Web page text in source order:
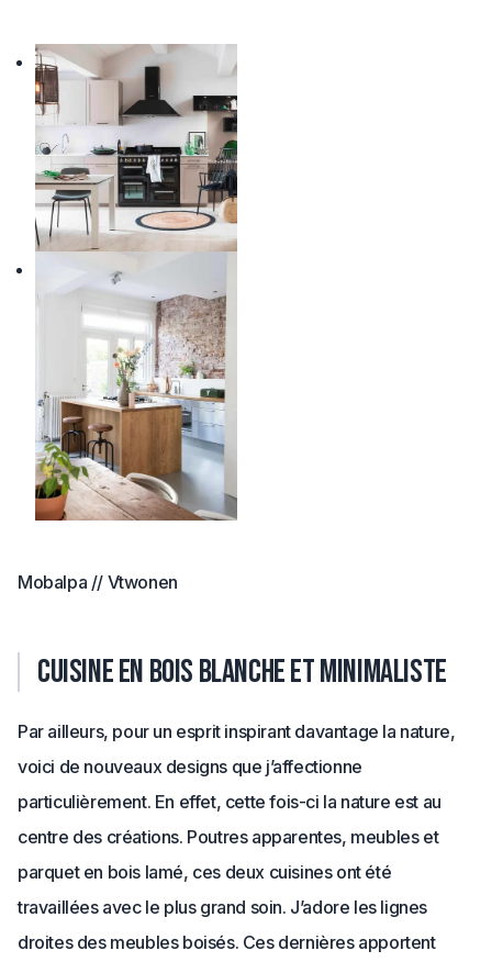
Mobalpa // Vtwonen
Cuisine en bois blanche et minimaliste
Par ailleurs, pour un esprit inspirant davantage la nature,
voici de nouveaux designs que j’affectionne
particulièrement. En effet, cette fois-ci la nature est au
centre des créations. Poutres apparentes, meubles et
parquet en bois lamé, ces deux cuisines ont été
travaillées avec le plus grand soin. J’adore les lignes
droites des meubles boisés. Ces dernières apportent